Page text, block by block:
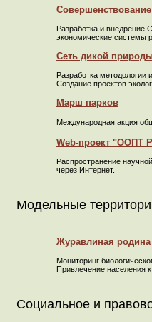
Разработка и внедрение
экономические системы
Сеть дикой
Разработка
Создание проектов
Марш парков
Международная акция
Web-проект "ООПТ
Распространение
через Интернет.
Модельные
Журавлиная родина
Мониторинг
Привлечение населения
Социальное и